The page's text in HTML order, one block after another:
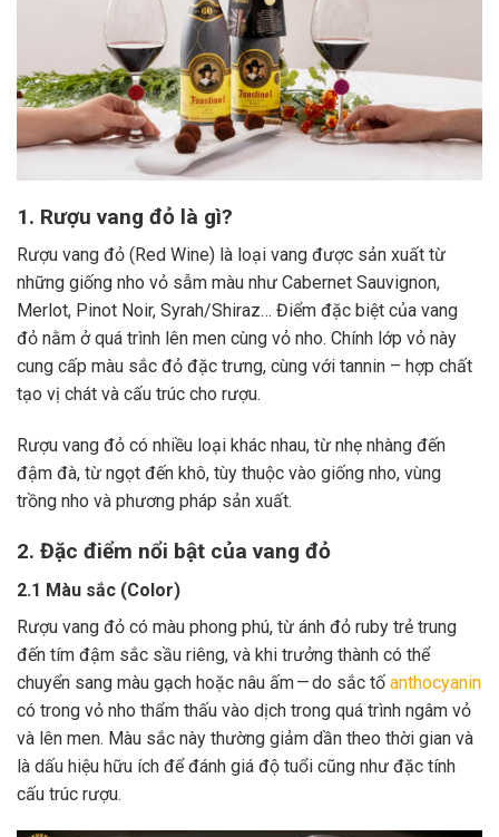
1. Rượu vang đỏ là gì?
Rượu vang đỏ (Red Wine) là loại vang được sản xuất từ
những giống nho vỏ sẫm màu như Cabernet Sauvignon,
Merlot, Pinot Noir, Syrah/Shiraz… Điểm đặc biệt của vang
đỏ nằm ở quá trình lên men cùng vỏ nho. Chính lớp vỏ này
cung cấp màu sắc đỏ đặc trưng, cùng với tannin – hợp chất
tạo vị chát và cấu trúc cho rượu.
Rượu vang đỏ có nhiều loại khác nhau, từ nhẹ nhàng đến
đậm đà, từ ngọt đến khô, tùy thuộc vào giống nho, vùng
trồng nho và phương pháp sản xuất.
2. Đặc điểm nổi bật của vang đỏ
2.1 Màu sắc (Color)
Rượu vang đỏ có màu phong phú, từ ánh đỏ ruby trẻ trung
đến tím đậm sắc sầu riêng, và khi trưởng thành có thể
chuyển sang màu gạch hoặc nâu ấm — do sắc tố anthocyanin
có trong vỏ nho thẩm thấu vào dịch trong quá trình ngâm vỏ
và lên men. Màu sắc này thường giảm dần theo thời gian và
là dấu hiệu hữu ích để đánh giá độ tuổi cũng như đặc tính
cấu trúc rượu.